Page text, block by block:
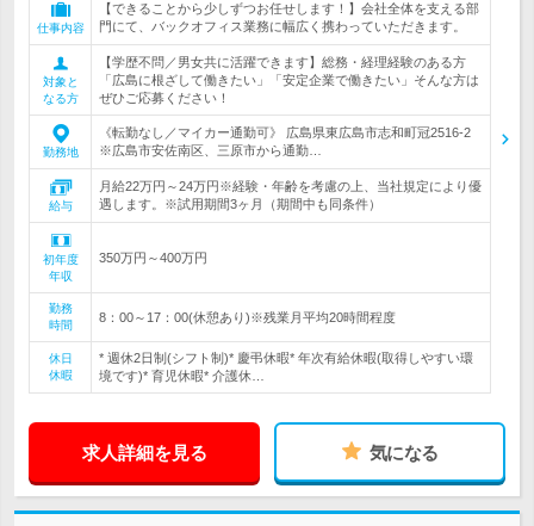
仕事内容
【できることから少しずつお任せします！】会社全体を支える部
門にて、バックオフィス業務に幅広く携わっていただきます。
対象と
なる方
【学歴不問／男女共に活躍できます】総務・経理経験のある方
「広島に根ざして働きたい」「安定企業で働きたい」そんな方は
ぜひご応募ください！
勤務地
《転勤なし／マイカー通勤可》 広島県東広島市志和町冠2516-2
※広島市安佐南区、三原市から通勤…
給与
月給22万円～24万円※経験・年齢を考慮の上、当社規定により優
遇します。※試用期間3ヶ月（期間中も同条件）
初年度
年収
350万円～400万円
勤務
時間
8：00～17：00(休憩あり)※残業月平均20時間程度
休日
休暇
* 週休2日制(シフト制)* 慶弔休暇* 年次有給休暇(取得しやすい環
境です)* 育児休暇* 介護休…
求人詳細を見る 気になる